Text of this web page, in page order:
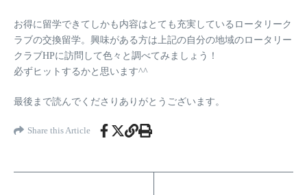
お得に留学できてしかも内容はとても充実しているロータリーク
ラブの交換留学。興味がある方は上記の自分の地域のロータリー
クラブHPに訪問して色々と調べてみましょう！
必ずヒットするかと思います^^
最後まで読んでくださりありがとうございます。
Share this Article